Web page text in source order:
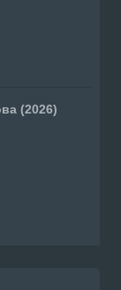
(2026)